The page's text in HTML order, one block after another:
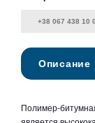
Описание
Полимер-